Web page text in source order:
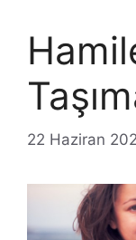
22 Haziran